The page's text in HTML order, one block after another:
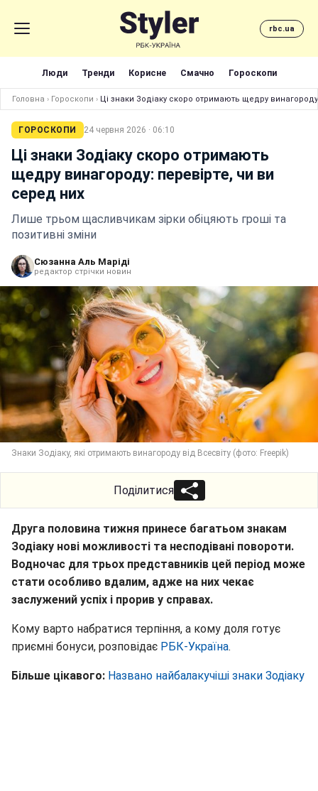
rbc.ua
Люди Тренди Корисне Смачно Гороскопи
Головна › Гороскопи › Ці знаки Зодіаку скоро отримають щедру
ГОРОСКОПИ 24 червня 2026 · 06:10
Ці знаки Зодіаку скоро отримають
щедру винагороду: перевірте, чи ви
серед них
Лише трьом щасливчикам зірки обіцяють гроші та
позитивні зміни
Сюзанна Аль Маріді
редактор стрічки новин
Знаки Зодіаку, які отримають винагороду від Всесвіту (фото: Freepik)
Поділитися
Друга половина тижня принесе багатьом знакам
Зодіаку нові можливості та несподівані повороти.
Водночас для трьох представників цей період може
стати особливо вдалим, адже на них чекає
заслужений успіх і прорив у справах.
Кому варто набратися терпіння, а кому доля готує
приємні бонуси, розповідає РБК-Україна.
Більше цікавого: Названо найбалакучіші знаки Зодіаку